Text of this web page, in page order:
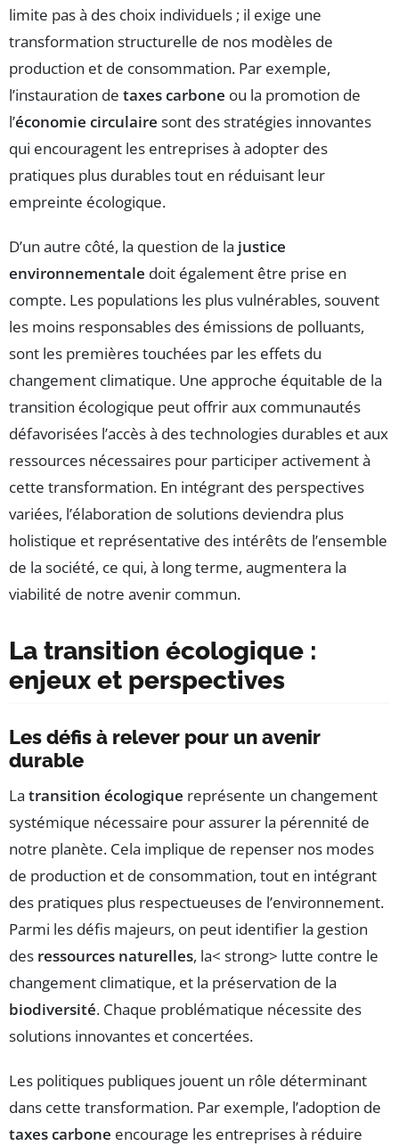
limite pas à des choix individuels ; il exige une
transformation structurelle de nos modèles de
production et de consommation. Par exemple,
l’instauration de taxes carbone ou la promotion de
l’économie circulaire sont des stratégies innovantes
qui encouragent les entreprises à adopter des
pratiques plus durables tout en réduisant leur
empreinte écologique.
D’un autre côté, la question de la justice
environnementale doit également être prise en
compte. Les populations les plus vulnérables, souvent
les moins responsables des émissions de polluants,
sont les premières touchées par les effets du
changement climatique. Une approche équitable de la
transition écologique peut offrir aux communautés
défavorisées l’accès à des technologies durables et aux
ressources nécessaires pour participer activement à
cette transformation. En intégrant des perspectives
variées, l’élaboration de solutions deviendra plus
holistique et représentative des intérêts de l’ensemble
de la société, ce qui, à long terme, augmentera la
viabilité de notre avenir commun.
La transition écologique :
enjeux et perspectives
Les défis à relever pour un avenir
durable
La transition écologique représente un changement
systémique nécessaire pour assurer la pérennité de
notre planète. Cela implique de repenser nos modes
de production et de consommation, tout en intégrant
des pratiques plus respectueuses de l’environnement.
Parmi les défis majeurs, on peut identifier la gestion
des ressources naturelles, la< strong> lutte contre le
changement climatique, et la préservation de la
biodiversité. Chaque problématique nécessite des
solutions innovantes et concertées.
Les politiques publiques jouent un rôle déterminant
dans cette transformation. Par exemple, l’adoption de
taxes carbone encourage les entreprises à réduire